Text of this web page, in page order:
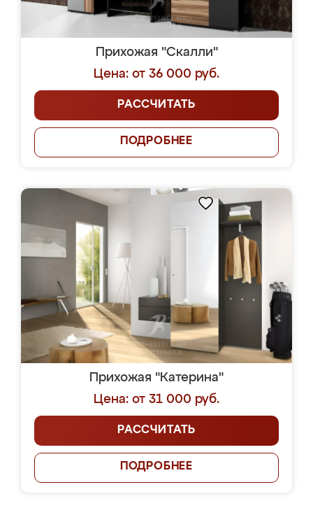
Прихожая "Скалли"
Цена: от 36 000 руб.
РАССЧИТАТЬ
ПОДРОБНЕЕ
Прихожая "Катерина"
Цена: от 31 000 руб.
РАССЧИТАТЬ
ПОДРОБНЕЕ